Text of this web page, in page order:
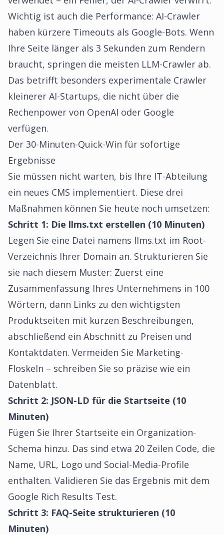
Wichtig ist auch die Performance: AI-Crawler
haben kürzere Timeouts als Google-Bots. Wenn
Ihre Seite länger als 3 Sekunden zum Rendern
braucht, springen die meisten LLM-Crawler ab.
Das betrifft besonders experimentale Crawler
kleinerer AI-Startups, die nicht über die
Rechenpower von OpenAI oder Google
verfügen.
Der 30-Minuten-Quick-Win für sofortige
Ergebnisse
Sie müssen nicht warten, bis Ihre IT-Abteilung
ein neues CMS implementiert. Diese drei
Maßnahmen können Sie heute noch umsetzen:
Schritt 1: Die llms.txt erstellen (10 Minuten)
Legen Sie eine Datei namens llms.txt im Root-
Verzeichnis Ihrer Domain an. Strukturieren Sie
sie nach diesem Muster: Zuerst eine
Zusammenfassung Ihres Unternehmens in 100
Wörtern, dann Links zu den wichtigsten
Produktseiten mit kurzen Beschreibungen,
abschließend ein Abschnitt zu Preisen und
Kontaktdaten. Vermeiden Sie Marketing-
Floskeln – schreiben Sie so präzise wie ein
Datenblatt.
Schritt 2: JSON-LD für die Startseite (10
Minuten)
Fügen Sie Ihrer Startseite ein Organization-
Schema hinzu. Das sind etwa 20 Zeilen Code, die
Name, URL, Logo und Social-Media-Profile
enthalten. Validieren Sie das Ergebnis mit dem
Google Rich Results Test.
Schritt 3: FAQ-Seite strukturieren (10
Minuten)